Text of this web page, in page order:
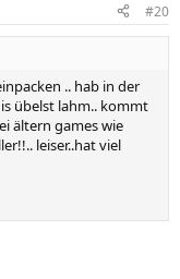
#20
.. hab in der
übelst lahm.. kommt
ältern games wie
leiser..hat viel